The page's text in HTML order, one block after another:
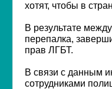
хотят, чтобы в
В результате
перепалка,
прав ЛГБТ.
В связи с данным
сотрудниками